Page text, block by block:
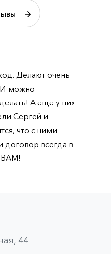
Делают очень
И можно
А еще у них
Сергей и
что с ними
договор всегда в
ВАМ!
44